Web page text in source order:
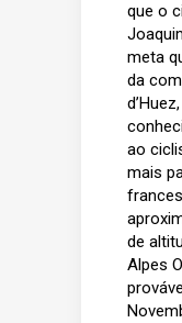
que o
meta
da
ao
mais
de
Alpes